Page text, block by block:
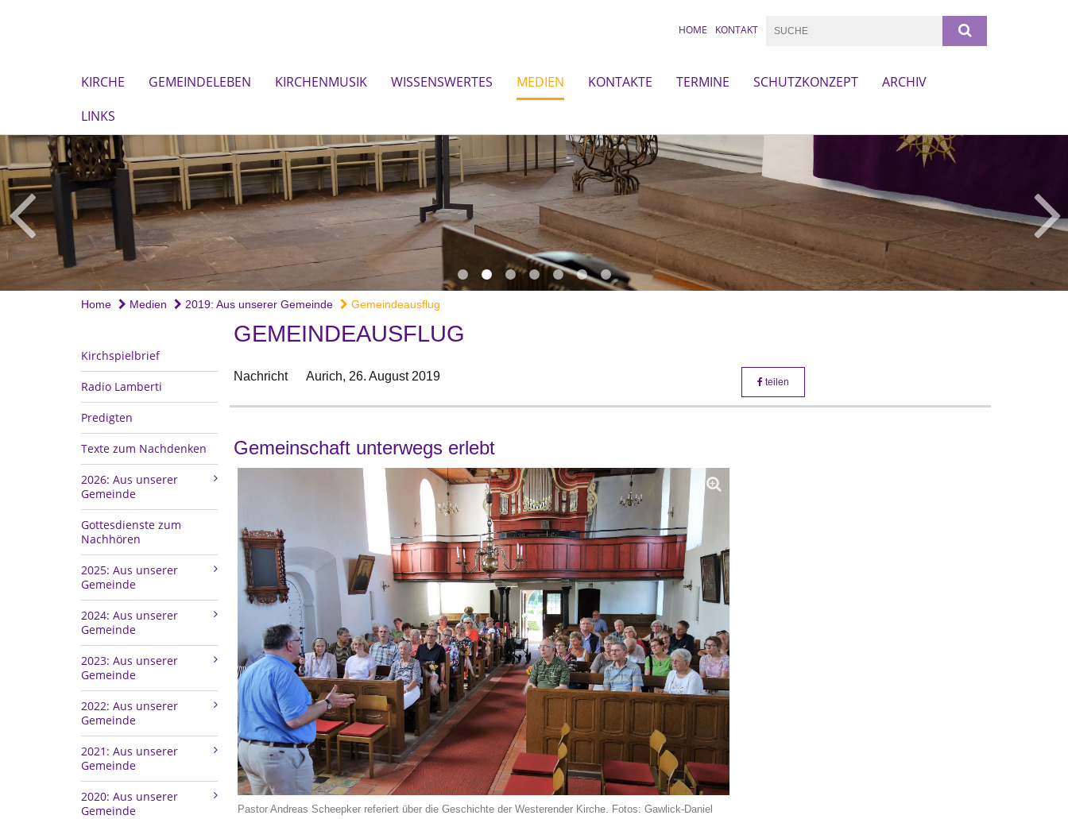
HOME KONTAKT
KIRCHE GEMEINDELEBEN KIRCHENMUSIK WISSENSWERTES MEDIEN KONTAKTE TERMINE SCHUTZKONZEPT
ARCHIV
LINKS
Home Medien 2019: Aus unserer Gemeinde Gemeindeausflug
Kirchspielbrief
Radio Lamberti
Predigten
Texte zum Nachdenken
2026: Aus unserer
Gemeinde
Gottesdienste zum
Nachhören
2025: Aus unserer
Gemeinde
2024: Aus unserer
Gemeinde
2023: Aus unserer
Gemeinde
2022: Aus unserer
Gemeinde
2021: Aus unserer
Gemeinde
2020: Aus unserer
Gemeinde
GEMEINDEAUSFLUG
Nachricht Aurich, 26. August 2019 teilen
Gemeinschaft unterwegs erlebt
Pastor Andreas Scheepker referiert über die Geschichte der Westerender Kirche. Fotos: Gawlick-Daniel